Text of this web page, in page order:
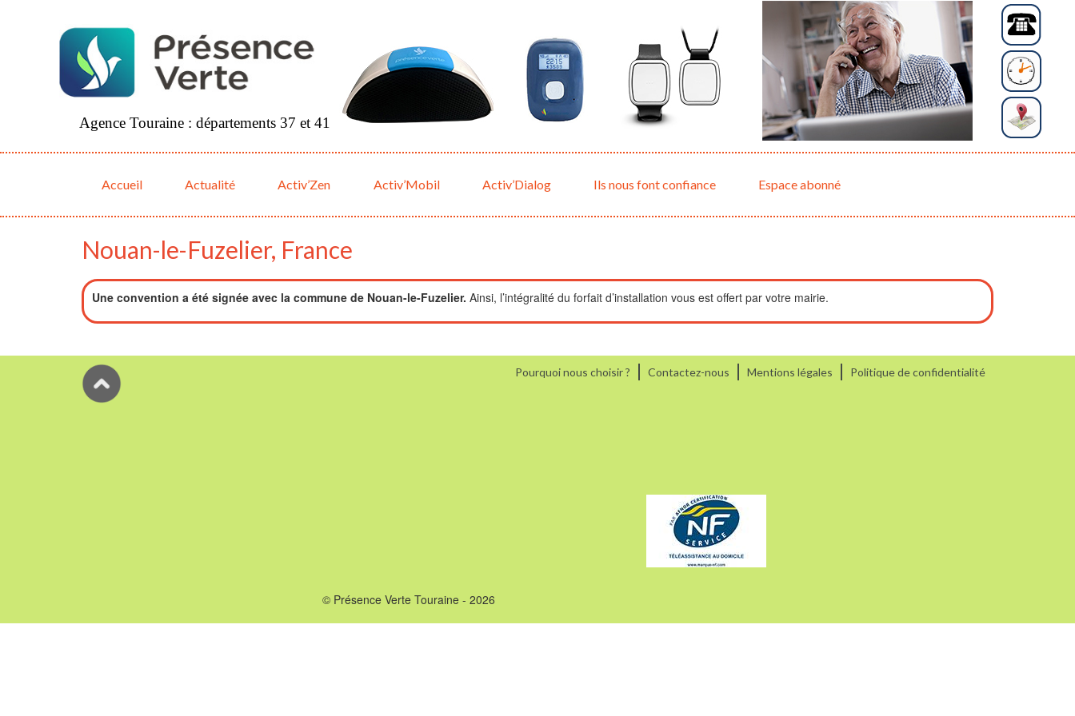
Accueil Actualité Activ’Zen Activ’Mobil Activ’Dialog Ils nous font confiance Espace abonné
Agence Touraine : départements 37 et 41
Nouan-le-Fuzelier, France
Une convention a été signée avec la commune de Nouan-le-Fuzelier. Ainsi, l’intégralité du forfait d’installation vous est offert par votre mairie.
Pourquoi nous choisir ? Contactez-nous Mentions légales Politique de confidentialité
© Présence Verte Touraine - 2026